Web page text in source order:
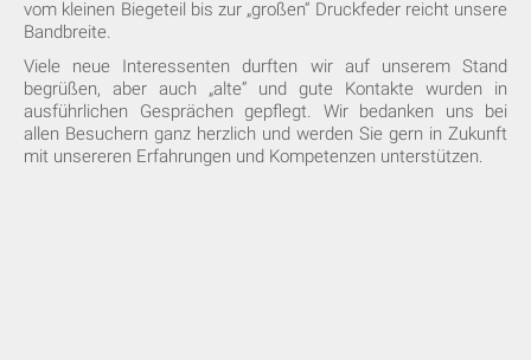
vom kleinen Biegeteil bis zur „großen“ Druckfeder reicht unsere
Bandbreite.
Viele neue Interessenten durften wir auf unserem Stand
begrüßen, aber auch „alte“ und gute Kontakte wurden in
ausführlichen Gesprächen gepflegt. Wir bedanken uns bei
allen Besuchern ganz herzlich und werden Sie gern in Zukunft
mit unsereren Erfahrungen und Kompetenzen unterstützen.